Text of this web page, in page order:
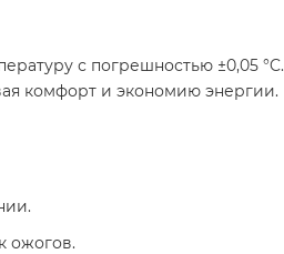
с погрешностью ±0,05 °C.
комфорт и экономию энергии.​
ожогов.